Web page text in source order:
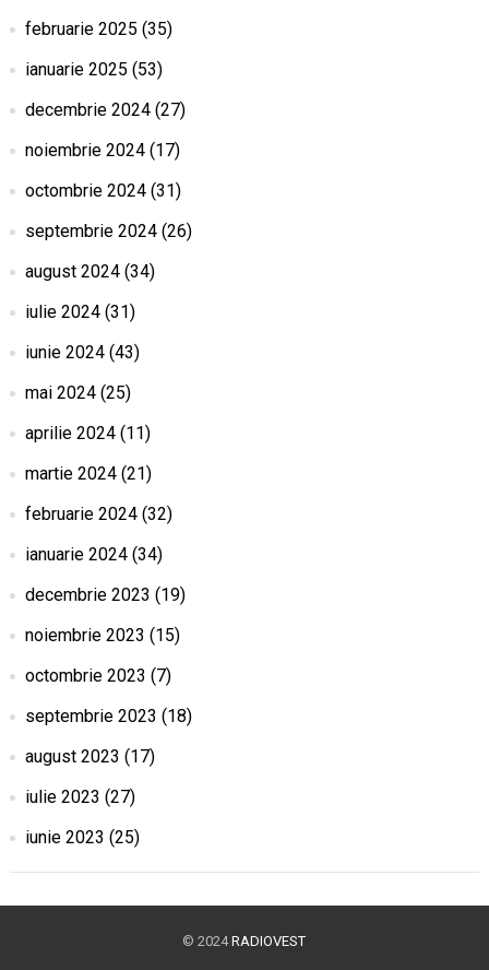
februarie 2025 (35)
ianuarie 2025 (53)
decembrie 2024(27)
noiembrie 2024(17)
octombrie 2024(31)
septembrie 2024(26)
august 2024(34)
iulie 2024(31)
iunie 2024(43)
mai 2024(25)
aprilie 2024(11)
martie 2024(21)
februarie 2024(32)
ianuarie 2024(34)
decembrie 2023 (19)
noiembrie 2023 (15)
octombrie 2023 (7)
septembrie 2023 (18)
august 2023 (17)
iulie 2023 (27)
iunie 2023 (25)
© 2024RADIOVEST